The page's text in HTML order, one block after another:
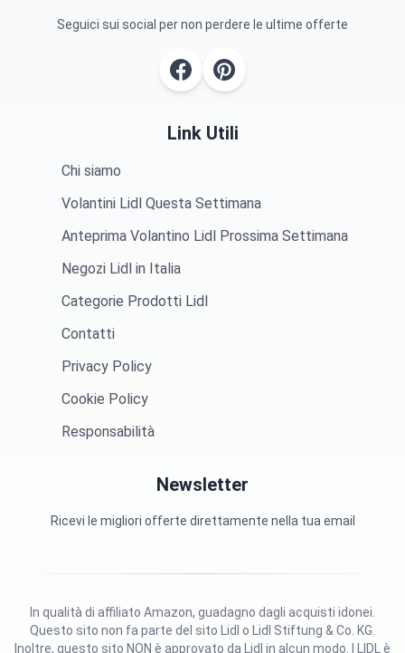
Seguici sui social per non perdere le ultime offerte
Link Utili
Chi siamo
Volantini Lidl Questa Settimana
Anteprima Volantino Lidl Prossima Settimana
Negozi Lidl in Italia
Categorie Prodotti Lidl
Contatti
Privacy Policy
Cookie Policy
Responsabilità
Newsletter
Ricevi le migliori offerte direttamente nella tua email
Questo sito non fa parte del sito Lidl o Lidl Stiftung & Co. KG.
Inoltre, questo sito NON è approvato da Lidl in alcun modo. | LIDL è
In qualità di affiliato Amazon, guadagno dagli acquisti idonei.